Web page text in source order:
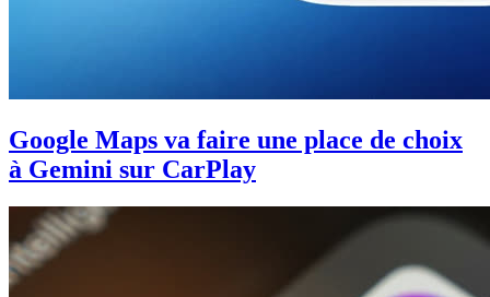
Google Maps va faire une place de choix
à Gemini sur CarPlay